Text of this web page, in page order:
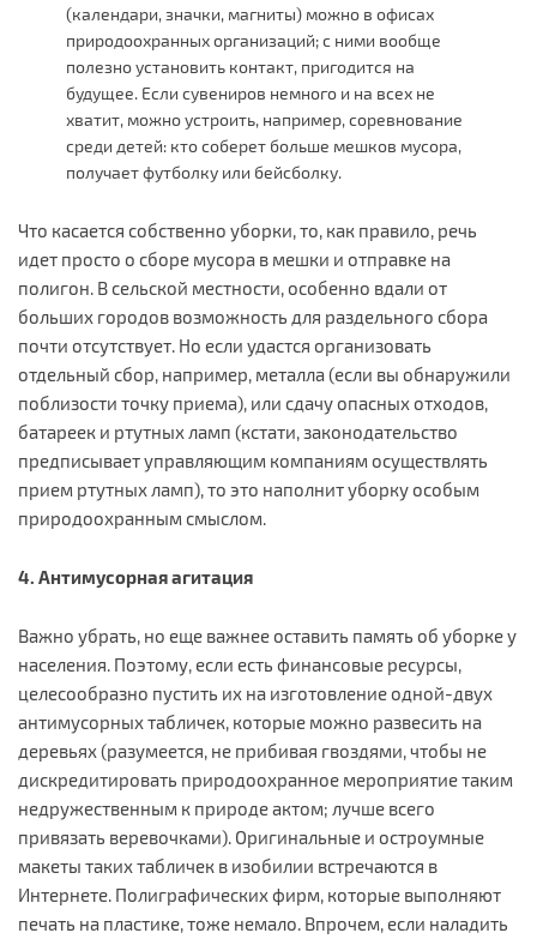
(календари, значки, магниты) можно в офисах
природоохранных организаций; с ними вообще
полезно установить контакт, пригодится на
будущее. Если сувениров немного и на всех не
хватит, можно устроить, например, соревнование
среди детей: кто соберет больше мешков мусора,
получает футболку или бейсболку.
Что касается собственно уборки, то, как правило, речь
идет просто о сборе мусора в мешки и отправке на
полигон. В сельской местности, особенно вдали от
больших городов возможность для раздельного сбора
почти отсутствует. Но если удастся организовать
отдельный сбор, например, металла (если вы обнаружили
поблизости точку приема), или сдачу опасных отходов,
батареек и ртутных ламп (кстати, законодательство
предписывает управляющим компаниям осуществлять
прием ртутных ламп), то это наполнит уборку особым
природоохранным смыслом.
4. Антимусорная агитация
Важно убрать, но еще важнее оставить память об уборке у
населения. Поэтому, если есть финансовые ресурсы,
целесообразно пустить их на изготовление одной-двух
антимусорных табличек, которые можно развесить на
деревьях (разумеется, не прибивая гвоздями, чтобы не
дискредитировать природоохранное мероприятие таким
недружественным к природе актом; лучше всего
привязать веревочками). Оригинальные и остроумные
макеты таких табличек в изобилии встречаются в
Интернете. Полиграфических фирм, которые выполняют
печать на пластике, тоже немало. Впрочем, если наладить